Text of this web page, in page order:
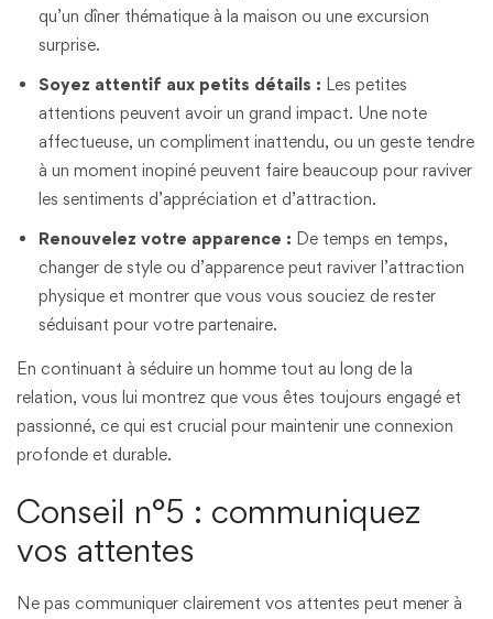
qu’un dîner thématique à la maison ou une excursion
surprise.
Soyez attentif aux petits détails : Les petites
attentions peuvent avoir un grand impact. Une note
affectueuse, un compliment inattendu, ou un geste tendre
à un moment inopiné peuvent faire beaucoup pour raviver
les sentiments d’appréciation et d’attraction.
Renouvelez votre apparence : De temps en temps,
changer de style ou d’apparence peut raviver l’attraction
physique et montrer que vous vous souciez de rester
séduisant pour votre partenaire.
En continuant à séduire un homme tout au long de la
relation, vous lui montrez que vous êtes toujours engagé et
passionné, ce qui est crucial pour maintenir une connexion
profonde et durable.
Conseil n°5 : communiquez
vos attentes
Ne pas communiquer clairement vos attentes peut mener à